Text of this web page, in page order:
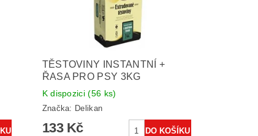
TĚSTOVINY INSTANTNÍ +
ŘASA PRO PSY 3KG
K dispozici(56 ks)
Značka: Delikan
133 Kč